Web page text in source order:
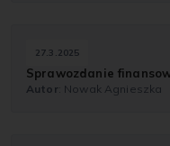
27.3.2025
Sprawozdanie
Autor: Nowak Agnieszka